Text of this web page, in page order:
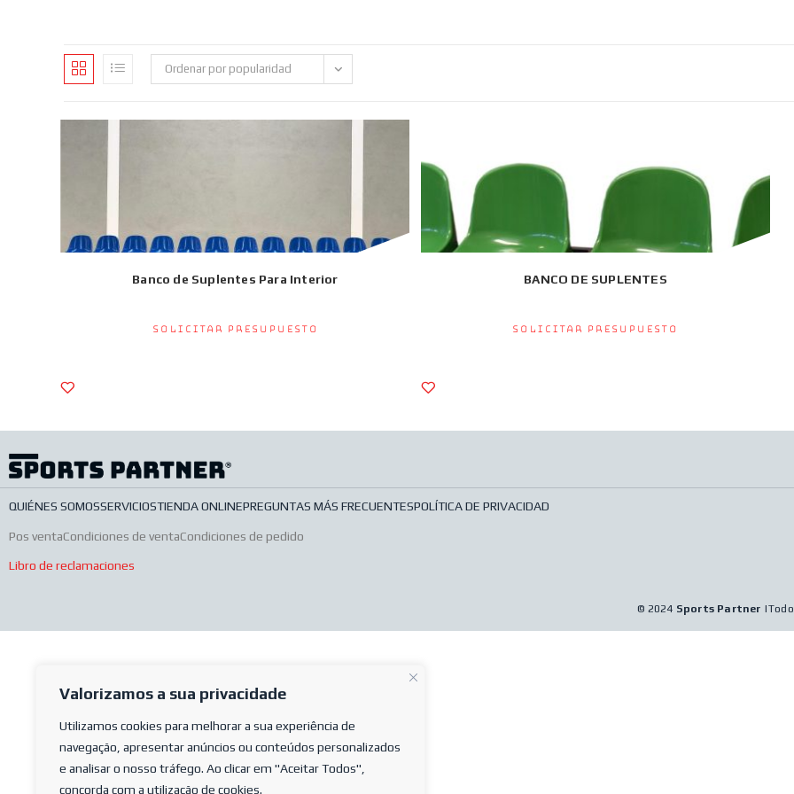
Valorizamos a sua privacidade
Utilizamos cookies para melhorar a sua experiência de
navegação, apresentar anúncios ou conteúdos personalizados
e analisar o nosso tráfego. Ao clicar em "Aceitar Todos",
concorda com a utilização de cookies.
Ordenar por popularidad
Banco de Suplentes Para Interior
Solicitar presupuesto
BANCO DE SUPLENTES
Solicitar presupuesto
QUIÉNES SOMOSSERVICIOSTIENDA ONLINEPREGUNTAS MÁS FRECUENTESPOLÍTICA DE PRIVACIDAD
Pos ventaCondiciones de ventaCondiciones de pedido
Libro de reclamaciones
© 2024 Sports Partner